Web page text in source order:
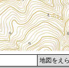
地図をえ